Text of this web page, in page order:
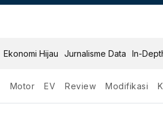
Ekonomi Hijau Jurnalisme Data In-
Motor EV Review Modifikasi